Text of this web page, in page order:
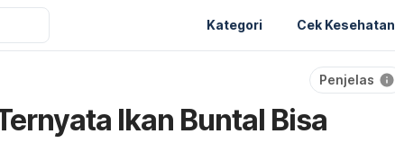
Kategori Cek Kesehatan
Penjelas
Ikan Buntal Bisa